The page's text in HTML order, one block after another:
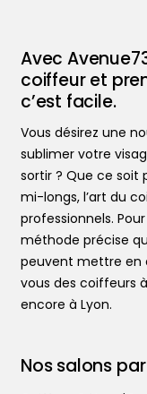
Trouver votre
L’application
Avec
coiffeur et
c’est facile.
Vous désirez une
sublimer votre
sortir ? Que ce soit
mi-longs, l’art du
professionnels.
méthode précise
peuvent mettre en
vous des coiffeurs
encore à Lyon.
Nos salons